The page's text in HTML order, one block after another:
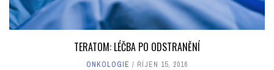
TERATOM: LÉČBA PO ODSTRANĚNÍ
ONKOLOGIE ŘÍJEN 15, 2016